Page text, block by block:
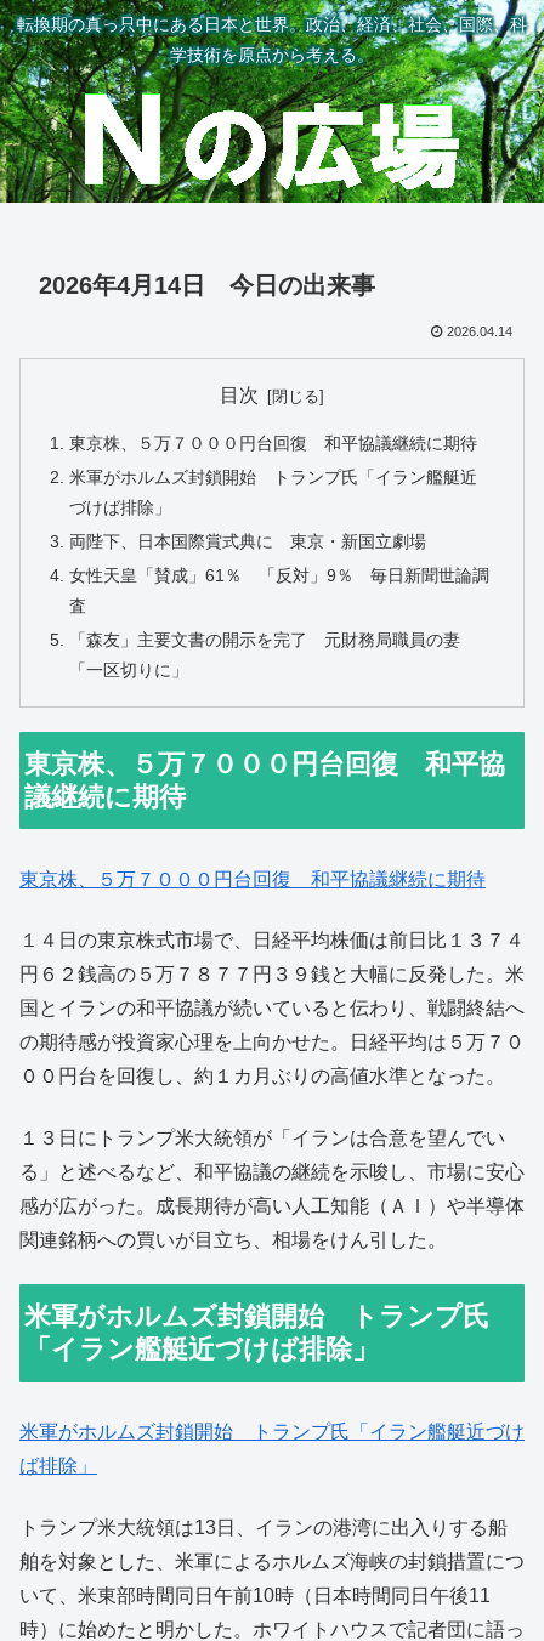
転換期の真っ只中にある日本と世界。政治、経済、社会、国際、科
学技術を原点から考える。
2026年4月14日 今日の出来事
2026.04.14
目次
東京株、５万７０００円台回復 和平協議継続に期待
米軍がホルムズ封鎖開始 トランプ氏「イラン艦艇近
づけば排除」
両陛下、日本国際賞式典に 東京・新国立劇場
女性天皇「賛成」61％ 「反対」9％ 毎日新聞世論調
査
「森友」主要文書の開示を完了 元財務局職員の妻
「一区切りに」
東京株、５万７０００円台回復 和平協
議継続に期待
東京株、５万７０００円台回復 和平協議継続に期待
１４日の東京株式市場で、日経平均株価は前日比１３７４
円６２銭高の５万７８７７円３９銭と大幅に反発した。米
国とイランの和平協議が続いていると伝わり、戦闘終結へ
の期待感が投資家心理を上向かせた。日経平均は５万７０
００円台を回復し、約１カ月ぶりの高値水準となった。
１３日にトランプ米大統領が「イランは合意を望んでい
る」と述べるなど、和平協議の継続を示唆し、市場に安心
感が広がった。成長期待が高い人工知能（ＡＩ）や半導体
関連銘柄への買いが目立ち、相場をけん引した。
米軍がホルムズ封鎖開始 トランプ氏
「イラン艦艇近づけば排除」
米軍がホルムズ封鎖開始 トランプ氏「イラン艦艇近づけ
ば排除」
トランプ米大統領は13日、イランの港湾に出入りする船
舶を対象とした、米軍によるホルムズ海峡の封鎖措置につ
いて、米東部時間同日午前10時（日本時間同日午後11
時）に始めたと明かした。ホワイトハウスで記者団に語っ